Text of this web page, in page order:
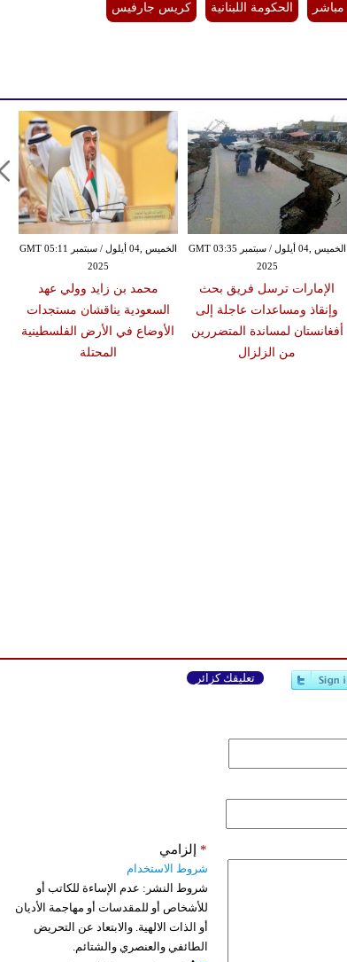
مباشر الحكومة اللبنانية كريس جارفيس
الخميس ,04 أيلول / سبتمبر GMT 05:11
2025
محمد بن زايد وولي عهد
السعودية يناقشان مستجدات
الأوضاع في الأرض الفلسطينية
المحتلة
الخميس ,04 أيلول / سبتمبر GMT 03:35
2025
الإمارات ترسل فريق بحث
وإنقاذ ومساعدات عاجلة إلى
أفغانستان لمساندة المتضررين
من الزلزال
تعليقك كزائر
إلزامي *
شروط الاستخدام
شروط النشر: عدم الإساءة للكاتب أو
للأشخاص أو للمقدسات أو مهاجمة الأديان
أو الذات الالهية. والابتعاد عن التحريض
الطائفي والعنصري والشتائم.